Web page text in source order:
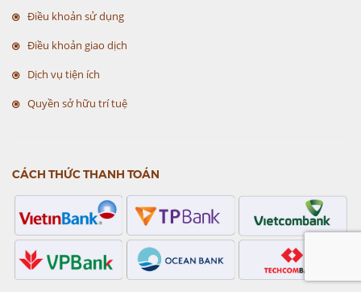
Điều khoản sử dụng
Điều khoản giao dịch
Dịch vụ tiện ích
Quyền sở hữu trí tuệ
CÁCH THỨC THANH TOÁN